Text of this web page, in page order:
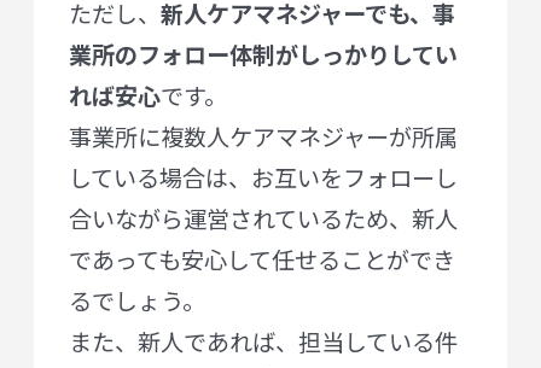
ただし、 新人ケアマネジャーでも、事
業所のフォロー体制がしっかりしてい
れば安心です。
事業所に複数人ケアマネジャーが所属
している場合は、お互いをフォローし
合いながら運営されているため、新人
であっても安心して任せることができ
るでしょう。
また、新人であれば、担当している件